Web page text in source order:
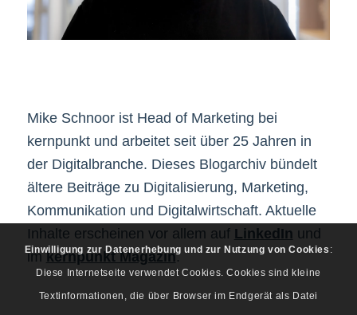
Mike Schnoor ist Head of Marketing bei
kernpunkt und arbeitet seit über 25 Jahren in
der Digitalbranche. Dieses Blogarchiv bündelt
ältere Beiträge zu Digitalisierung, Marketing,
Kommunikation und Digitalwirtschaft. Aktuelle
Inhalte erscheinen vor allem auf LinkedIn und
imkernpunkt Magazin.
Einwilligung zur Datenerhebung und zur Nutzung von Cookies :
Diese Internetseite verwendet Cookies. Cookies sind kleine
Textinformationen, die über Browser im Endgerät als Datei